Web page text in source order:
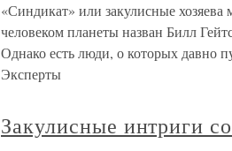
«Синдикат» или закулисные
человеком планеты назван Билл
Однако есть люди, о которых давно
Эксперты
Закулисные интриги